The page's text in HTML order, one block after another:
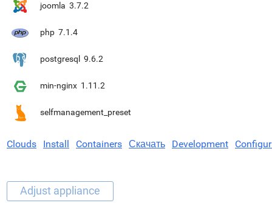
joomla 3.7.2
php 7.1.4
postgresql 9.6.2
min-nginx 1.11.2
selfmanagement_preset
Clouds Install Containers Скачать Development